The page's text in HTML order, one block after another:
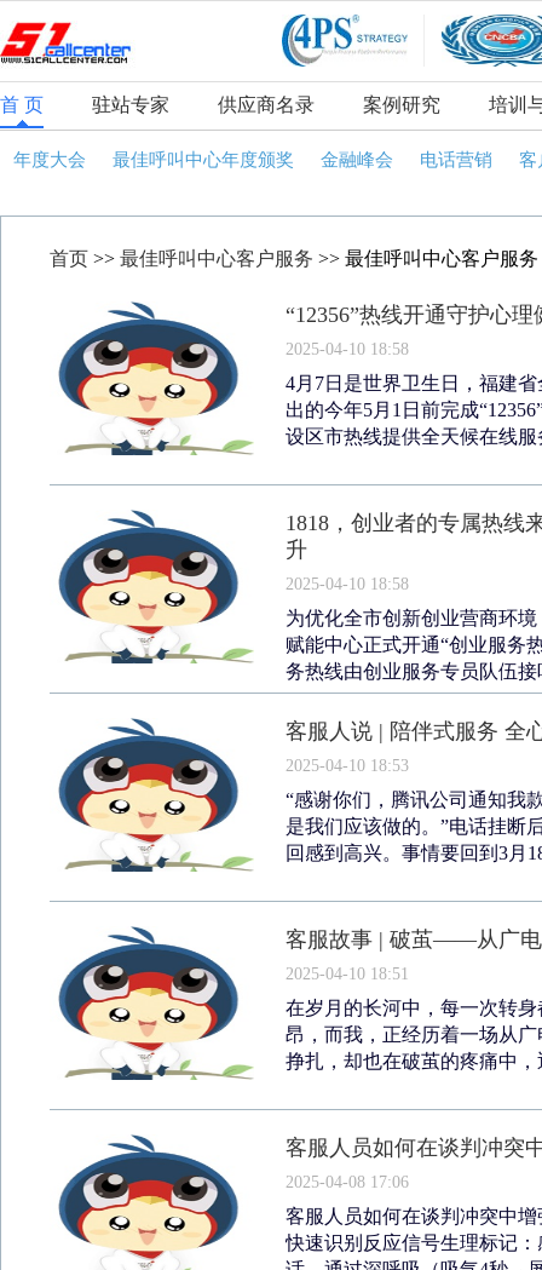
首 页 驻站专家 供应商名录 案例研究 培训
年度大会 最佳呼叫中心年度颁奖 金融峰会 电话营销 客
首页 >> 最佳呼叫中心客户服务 >> 最佳呼叫中心客户服务
“12356”热线开通守护心
2025-04-10 18:58
4月7日是世界卫生日，福建
出的今年5月1日前完成
设区市热线提供全天候在线
1818，创业者的专属热线
升
2025-04-10 18:58
为优化全市创新创业营商环
赋能中心正式开通“创业服务
务热线由创业服务专员队伍
客服人说 | 陪伴式服务 全
2025-04-10 18:53
“感谢你们，腾讯公司通知我
是我们应该做的。”电话挂断
回感到高兴。事情要回到3月
客服故事 | 破茧——从广
2025-04-10 18:51
在岁月的长河中，每一次转
昂，而我，正经历着一场从
挣扎，却也在破茧的疼痛中
客服人员如何在谈判冲突
2025-04-08 17:06
客服人员如何在谈判冲突中
快速识别反应信号生理标记